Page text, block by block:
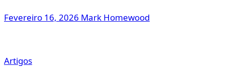
Fevereiro 16, 2026 Mark Homewood
Artigos